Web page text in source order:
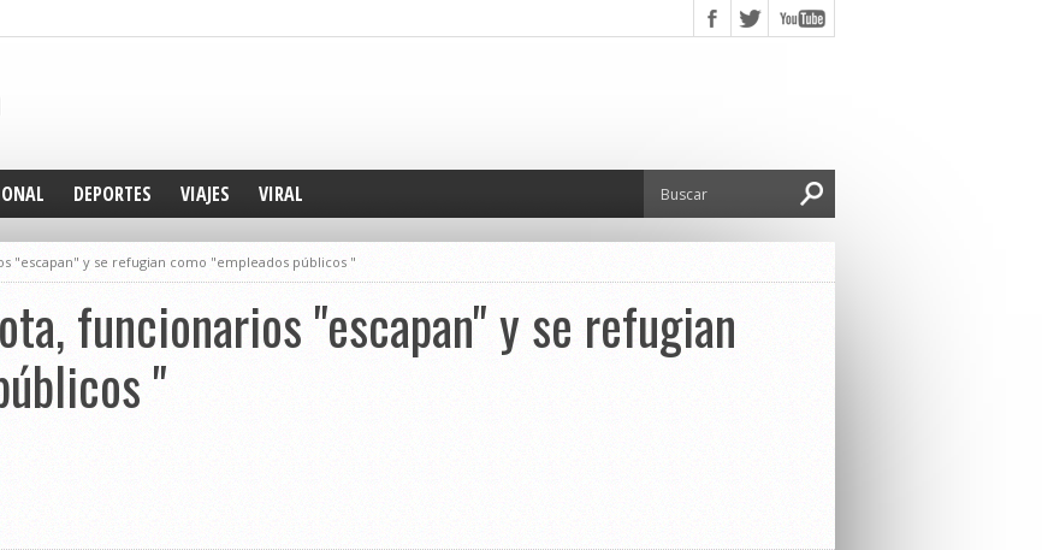
DEPORTES VIAJES VIRAL
"escapan" y se refugian como "empleados públicos "
funcionarios "escapan" y se refugian
"